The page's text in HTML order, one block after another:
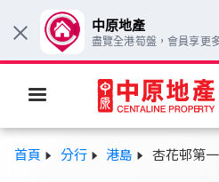
首頁 分行 港島 杏花邨第
× 中原地產
盡覽全港筍盤，會員享更